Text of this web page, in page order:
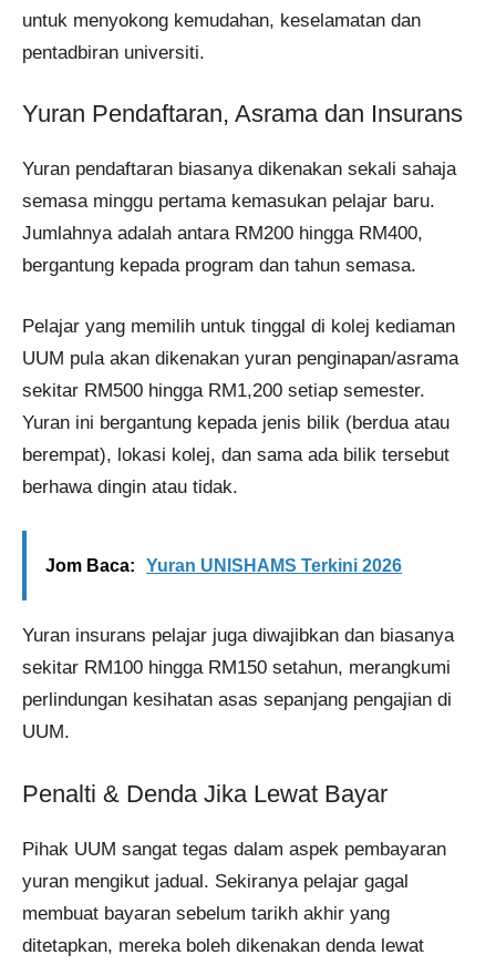
untuk menyokong kemudahan, keselamatan dan
pentadbiran universiti.
Yuran Pendaftaran, Asrama dan Insurans
Yuran pendaftaran biasanya dikenakan sekali sahaja
semasa minggu pertama kemasukan pelajar baru.
Jumlahnya adalah antara RM200 hingga RM400,
bergantung kepada program dan tahun semasa.
Pelajar yang memilih untuk tinggal di kolej kediaman
UUM pula akan dikenakan yuran penginapan/asrama
sekitar RM500 hingga RM1,200 setiap semester.
Yuran ini bergantung kepada jenis bilik (berdua atau
berempat), lokasi kolej, dan sama ada bilik tersebut
berhawa dingin atau tidak.
Jom Baca: Yuran UNISHAMS Terkini 2026
Yuran insurans pelajar juga diwajibkan dan biasanya
sekitar RM100 hingga RM150 setahun, merangkumi
perlindungan kesihatan asas sepanjang pengajian di
UUM.
Penalti & Denda Jika Lewat Bayar
Pihak UUM sangat tegas dalam aspek pembayaran
yuran mengikut jadual. Sekiranya pelajar gagal
membuat bayaran sebelum tarikh akhir yang
ditetapkan, mereka boleh dikenakan denda lewat